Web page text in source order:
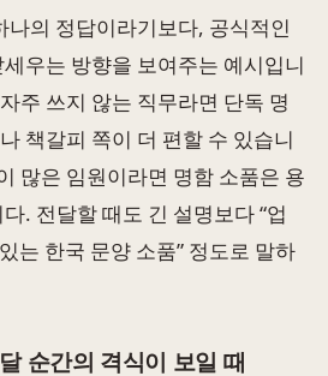
나의 정답이라기보다, 공식적인
우는 방향을 보여주는 예시입니
주 쓰지 않는 직무라면 단독 명
책갈피 쪽이 더 편할 수 있습니
많은 임원이라면 명함 소품은 용
. 전달할 때도 긴 설명보다 “업
는 한국 문양 소품” 정도로 말하
순간의 격식이 보일 때